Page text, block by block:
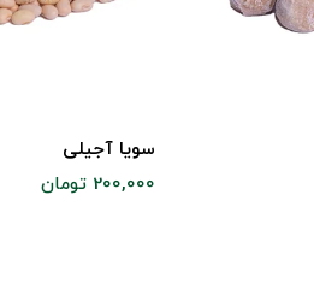
سویا آجیلی
200,000 تومان